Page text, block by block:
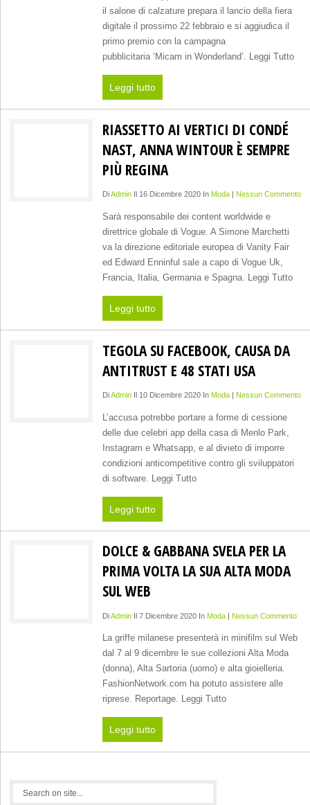
il salone di calzature prepara il lancio della fiera
digitale il prossimo 22 febbraio e si aggiudica il
primo premio con la campagna
pubblicitaria ‘Micam in Wonderland’. Leggi Tutto
Leggi tutto
RIASSETTO AI VERTICI DI CONDÉ
NAST, ANNA WINTOUR È SEMPRE
PIÙ REGINA
DiAdminIl 16 Dicembre 2020 In Moda| Nessun Commento
Sarà responsabile dei content worldwide e
direttrice globale di Vogue. A Simone Marchetti
va la direzione editoriale europea di Vanity Fair
ed Edward Enninful sale a capo di Vogue Uk,
Francia, Italia, Germania e Spagna. Leggi Tutto
Leggi tutto
TEGOLA SU FACEBOOK, CAUSA DA
ANTITRUST E 48 STATI USA
DiAdminIl 10 Dicembre 2020 In Moda| Nessun Commento
L’accusa potrebbe portare a forme di cessione
delle due celebri app della casa di Menlo Park,
Instagram e Whatsapp, e al divieto di imporre
condizioni anticompetitive contro gli sviluppatori
di software. Leggi Tutto
Leggi tutto
DOLCE & GABBANA SVELA PER LA
PRIMA VOLTA LA SUA ALTA MODA
SUL WEB
DiAdminIl 7 Dicembre 2020 In Moda| Nessun Commento
La griffe milanese presenterà in minifilm sul Web
dal 7 al 9 dicembre le sue collezioni Alta Moda
(donna), Alta Sartoria (uomo) e alta gioielleria.
FashionNetwork.com ha potuto assistere alle
riprese. Reportage. Leggi Tutto
Leggi tutto